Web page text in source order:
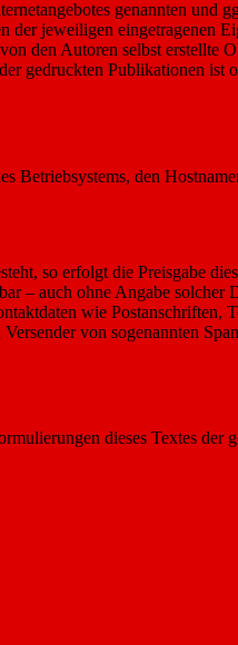
genannten und
der jeweiligen eingetragenen
den Autoren selbst erstellte
gedruckten Publikationen ist
Betriebsystems, den
so erfolgt die Preisgabe
– auch ohne Angabe solcher
wie Postanschriften,
von sogenannten
dieses Textes der